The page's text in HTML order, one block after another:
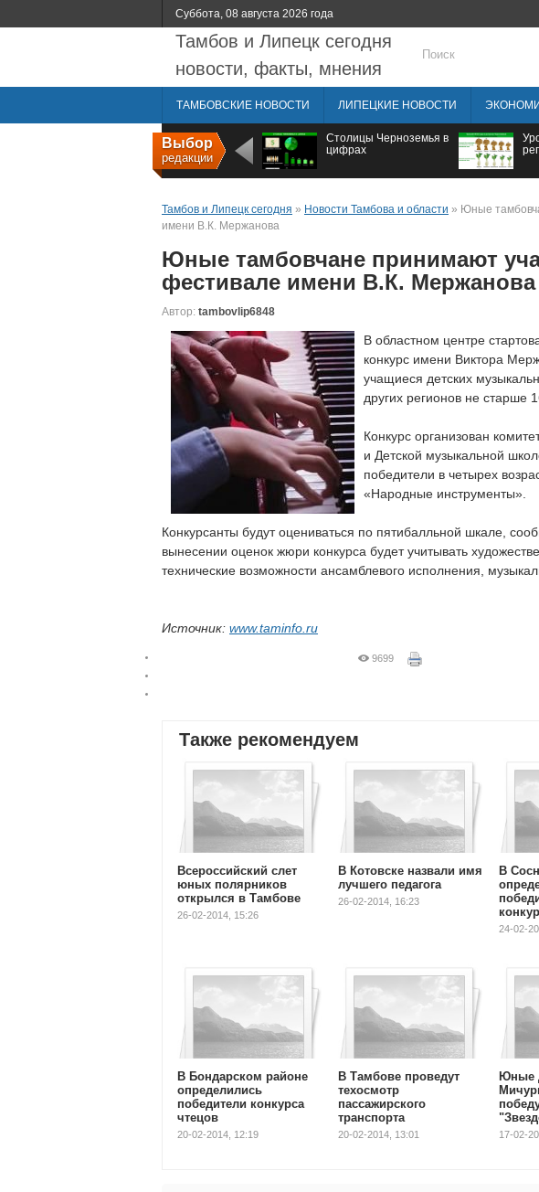
Суббота, 08 августа 2026 года
Тамбов и Липецк сегодня
новости, факты, мнения
ТАМБОВСКИЕ НОВОСТИ ЛИПЕЦКИЕ НОВОСТИ
Выбор
редакции
Столицы Черноземья в
цифрах
Тамбов и Липецк сегодня » Новости Тамбова и области » Юные
имени В.К. Мержанова
Юные тамбовчане принимают
фестивале имени В.К. Мержанова
Автор: tambovlip6848
В областном центре
конкурс имени Виктора
учащиеся детских
других регионов не старше
Конкурс организован
и Детской музыкальной
победители в четырех
«Народные инструменты».
Конкурсанты будут оцениваться по пятибалльной шкале,
вынесении оценок жюри конкурса будет учитывать
технические возможности ансамблевого исполнения,
Источник: www.taminfo.ru
9699
Также рекомендуем
Всероссийский слет
юных полярников
открылся в Тамбове
26-02-2014, 15:26
В Котовске назвали имя
лучшего педагога
26-02-2014, 16:23
В
24-02-
В Бондарском районе
определились
победители конкурса
чтецов
20-02-2014, 12:19
В Тамбове проведут
техосмотр
пассажирского
транспорта
20-02-2014, 13:01
Юные
17-02-